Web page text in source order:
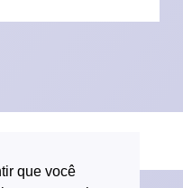
que você